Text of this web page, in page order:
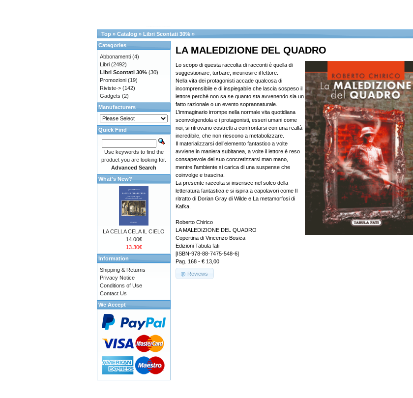
Top » Catalog » Libri Scontati 30% »
LA MALEDIZIONE DEL QUADRO
Lo scopo di questa raccolta di racconti è quella di
suggestionare, turbare, incuriosire il lettore.
Nella vita dei protagonisti accade qualcosa di
incomprensibile e di inspiegabile che lascia sospeso il
lettore perché non sa se quanto sta avvenendo sia un
fatto razionale o un evento soprannaturale.
L’immaginario irrompe nella normale vita quotidiana
sconvolgendola e i protagonisti, esseri umani come
noi, si ritrovano costretti a confrontarsi con una realtà
incredibile, che non riescono a metabolizzare.
Il materializzarsi dell’elemento fantastico a volte
avviene in maniera subitanea, a volte il lettore è reso
consapevole del suo concretizzarsi man mano,
mentre l’ambiente si carica di una suspense che
coinvolge e trascina.
La presente raccolta si inserisce nel solco della
letteratura fantastica e si ispira a capolavori come Il
ritratto di Dorian Gray di Wilde e La metamorfosi di
Kafka.
Roberto Chirico
LA MALEDIZIONE DEL QUADRO
Copertina di Vincenzo Bosica
Edizioni Tabula fati
[ISBN-978-88-7475-548-6]
Pag. 168 - € 13,00
Reviews
Categories
Abbonamenti (4)
Libri (2492)
Libri Scontati 30% (30)
Promozioni (19)
Riviste-> (142)
Gadgets (2)
Manufacturers
Quick Find
Use keywords to find the
product you are looking for.
Advanced Search
What's New?
LA CELLA CELA IL CIELO
14.00€
13.30€
Information
Shipping & Returns
Privacy Notice
Conditions of Use
Contact Us
We Accept